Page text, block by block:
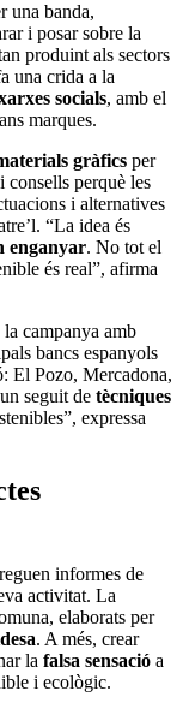
una banda,
i posar sobre la
produint als sectors
una crida a la
socials, amb el
marques.
gràfics per
perquè les
i alternatives
“La idea és
enganyar. No tot el
és real”, afirma
campanya amb
bancs espanyols
El Pozo, Mercadona,
seguit de tècniques
expressa
informes de
activitat. La
elaborats per
. A més, crear
la falsa sensació a
i ecològic.